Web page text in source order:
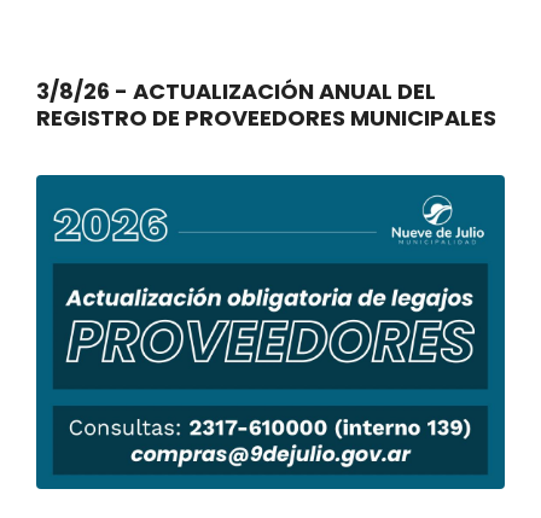
3/8/26 - ACTUALIZACIÓN ANUAL DEL
REGISTRO DE PROVEEDORES MUNICIPALES